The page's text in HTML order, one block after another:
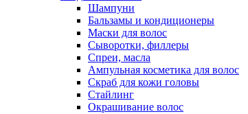
Шампуни
Бальзамы и кондиционеры
Маски для волос
Сыворотки, филлеры
Спреи, масла
Ампульная косметика для волос
Скраб для кожи головы
Стайлинг
Окрашивание волос